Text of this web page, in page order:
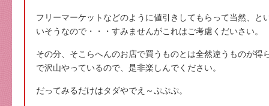
フリーマーケットなどのように値引きしてもらって当然、と
いそうなので・・・すみませんがこれはご考慮くだいさい。
その分、そこらへんのお店で買うものとは全然違うものが得
で沢山やっているので、是非楽しんでください。
だってみるだけはタダやでえ～ぷぷぷ。